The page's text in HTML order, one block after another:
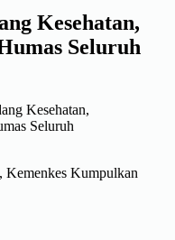
Kesehatan,
Seluruh
Kemenkes Kumpulkan